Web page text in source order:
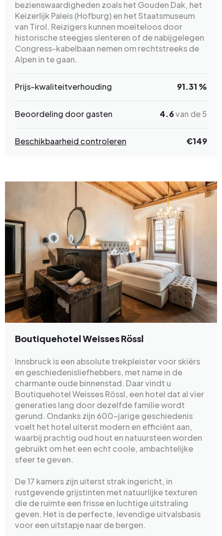
bezienswaardigheden zoals het Gouden Dak, het
Keizerlijk Paleis (Hofburg) en het Staatsmuseum
van Tirol. Reizigers kunnen moeiteloos door
historische steegjes slenteren of de nabijgelegen
Congress-kabelbaan nemen om rechtstreeks de
Alpen in te gaan.
Prijs-kwaliteitverhouding 91.31 %
Beoordeling door gasten 4.6van de 5
Beschikbaarheid controleren €149
Boutiquehotel Weisses Rössl
Innsbruck is een absolute trekpleister voor skiërs
en geschiedenisliefhebbers, met name in de
charmante oude binnenstad. Daar vindt u
Boutiquehotel Weisses Rössl, een hotel dat al vier
generaties lang door dezelfde familie wordt
gerund. Ondanks zijn 600-jarige geschiedenis
voelt het hotel uiterst modern en efficiënt aan,
waarbij prachtig oud hout en natuursteen worden
gebruikt om het een echt coole, ambachtelijke
sfeer te geven.
De 17 kamers zijn uiterst strak ingericht, in
rustgevende grijstinten met natuurlijke texturen
die de ruimte een frisse en luchtige uitstraling
geven. Het is de perfecte, levendige uitvalsbasis
voor een uitstapje naar de bergen.